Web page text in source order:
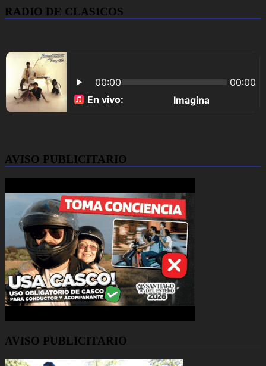
RADIO DE CLASICOS
AVISO PUBLICITARIO
AVISO PUBLICITARIO